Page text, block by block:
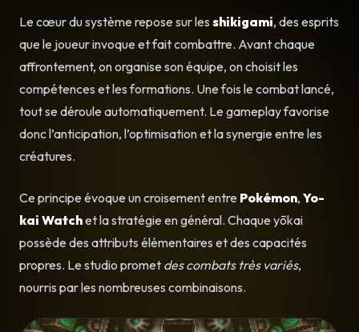
Le cœur du système repose sur les shikigami, des esprits
que le joueur invoque et fait combattre. Avant chaque
affrontement, on organise son équipe, on choisit les
compétences et les formations. Une fois le combat lancé,
tout se déroule automatiquement. Le gameplay favorise
donc l’anticipation, l’optimisation et la synergie entre les
créatures.
Ce principe évoque un croisement entre Pokémon, Yo-
kai Watchet la stratégie en général. Chaque yōkai
possède des attributs élémentaires et des capacités
propres. Le studio promet des combats très variés,
nourris par les nombreuses combinaisons.